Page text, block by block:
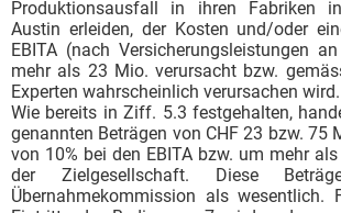
Produktionsausfall in ihren Fabriken
Austin erleiden, der Kosten und/oder
EBITA (nach Versicherungsleistungen
mehr als 23 Mio. verursacht bzw.
Experten wahrscheinlich verursachen wird.
Wie bereits in Ziff. 5.3 festgehalten,
genannten Beträgen von CHF 23 bzw. 75
von 10% bei den EBITA bzw. um mehr
der Zielgesellschaft. Diese
Übernahmekommission als wesentlich.